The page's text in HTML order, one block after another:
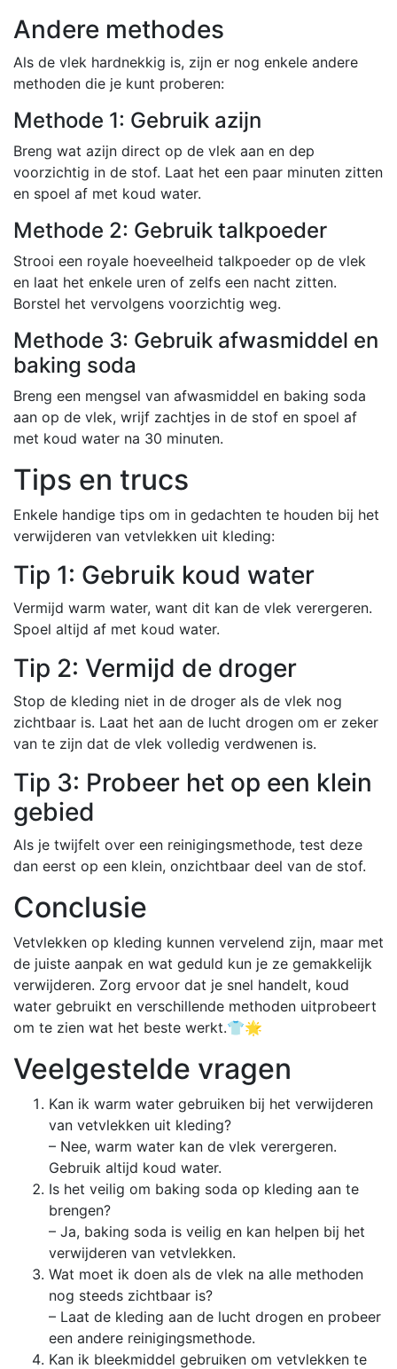
Andere methodes
Als de vlek hardnekkig is, zijn er nog enkele andere
methoden die je kunt proberen:
Methode 1: Gebruik azijn
Breng wat azijn direct op de vlek aan en dep
voorzichtig in de stof. Laat het een paar minuten zitten
en spoel af met koud water.
Methode 2: Gebruik talkpoeder
Strooi een royale hoeveelheid talkpoeder op de vlek
en laat het enkele uren of zelfs een nacht zitten.
Borstel het vervolgens voorzichtig weg.
Methode 3: Gebruik afwasmiddel en
baking soda
Breng een mengsel van afwasmiddel en baking soda
aan op de vlek, wrijf zachtjes in de stof en spoel af
met koud water na 30 minuten.
Tips en trucs
Enkele handige tips om in gedachten te houden bij het
verwijderen van vetvlekken uit kleding:
Tip 1: Gebruik koud water
Vermijd warm water, want dit kan de vlek verergeren.
Spoel altijd af met koud water.
Tip 2: Vermijd de droger
Stop de kleding niet in de droger als de vlek nog
zichtbaar is. Laat het aan de lucht drogen om er zeker
van te zijn dat de vlek volledig verdwenen is.
Tip 3: Probeer het op een klein
gebied
Als je twijfelt over een reinigingsmethode, test deze
dan eerst op een klein, onzichtbaar deel van de stof.
Conclusie
Vetvlekken op kleding kunnen vervelend zijn, maar met
de juiste aanpak en wat geduld kun je ze gemakkelijk
verwijderen. Zorg ervoor dat je snel handelt, koud
water gebruikt en verschillende methoden uitprobeert
om te zien wat het beste werkt.👕🌟
Veelgestelde vragen
Kan ik warm water gebruiken bij het verwijderen
van vetvlekken uit kleding?
– Nee, warm water kan de vlek verergeren.
Gebruik altijd koud water.
Is het veilig om baking soda op kleding aan te
brengen?
– Ja, baking soda is veilig en kan helpen bij het
verwijderen van vetvlekken.
Wat moet ik doen als de vlek na alle methoden
nog steeds zichtbaar is?
– Laat de kleding aan de lucht drogen en probeer
een andere reinigingsmethode.
Kan ik bleekmiddel gebruiken om vetvlekken te